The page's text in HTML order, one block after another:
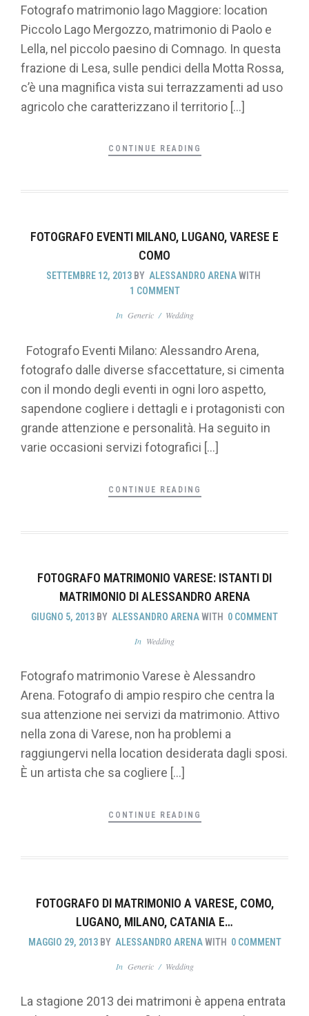
Fotografo matrimonio lago Maggiore: location
Piccolo Lago Mergozzo, matrimonio di Paolo e
Lella, nel piccolo paesino di Comnago. In questa
frazione di Lesa, sulle pendici della Motta Rossa,
c’è una magnifica vista sui terrazzamenti ad uso
agricolo che caratterizzano il territorio […]
CONTINUE READING
FOTOGRAFO EVENTI MILANO, LUGANO, VARESE E
COMO
SETTEMBRE 12, 2013 BY ALESSANDRO ARENAWITH
1 COMMENT
In Generic/ Wedding
Fotografo Eventi Milano: Alessandro Arena,
fotografo dalle diverse sfaccettature, si cimenta
con il mondo degli eventi in ogni loro aspetto,
sapendone cogliere i dettagli e i protagonisti con
grande attenzione e personalità. Ha seguito in
varie occasioni servizi fotografici […]
CONTINUE READING
FOTOGRAFO MATRIMONIO VARESE: ISTANTI DI
MATRIMONIO DI ALESSANDRO ARENA
GIUGNO 5, 2013 BY ALESSANDRO ARENAWITH 0 COMMENT
In Wedding
Fotografo matrimonio Varese è Alessandro
Arena. Fotografo di ampio respiro che centra la
sua attenzione nei servizi da matrimonio. Attivo
nella zona di Varese, non ha problemi a
raggiungervi nella location desiderata dagli sposi.
È un artista che sa cogliere […]
CONTINUE READING
FOTOGRAFO DI MATRIMONIO A VARESE, COMO,
LUGANO, MILANO, CATANIA E…
MAGGIO 29, 2013 BY ALESSANDRO ARENA WITH 0 COMMENT
In Generic/ Wedding
La stagione 2013 dei matrimoni è appena entrata